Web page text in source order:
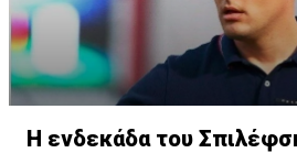
Η ενδεκάδα του